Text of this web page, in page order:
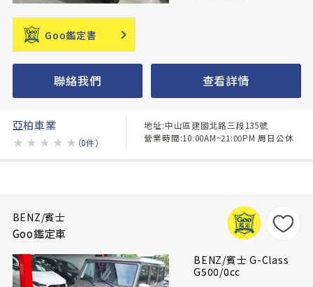
Goo鑑定書
聯絡我們 查看詳情
亞柏車業
★ ★ ★ ★ ★ （0件）
地址:中山區建國北路三段135號
營業時間:10:00AM~21:00PM 周日公休
BENZ/賓士
Goo鑑定車
BENZ/賓士 G-Class
G500/0cc